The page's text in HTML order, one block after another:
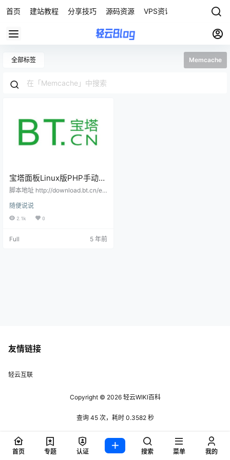
首页 建站教程 分享技巧 源码资源 VPS资讯
全部标签 Memcache
宝塔面板Linux版PHP手动安
装扩展脚本？
脚本地址 http://download.bt.cn/ex
mcached、Memcache、Opcach
e、 Xcache 、APC、 ImageMagic
pcache、imagemagick、fileinfo、
随便说说
2.1k 0
Full 5 年前
友情链接
轻云互联
Copyright © 2026轻云WIKI百科
查询 45 次，耗时 0.3582 秒
首页 专题 认证 搜索 菜单 我的